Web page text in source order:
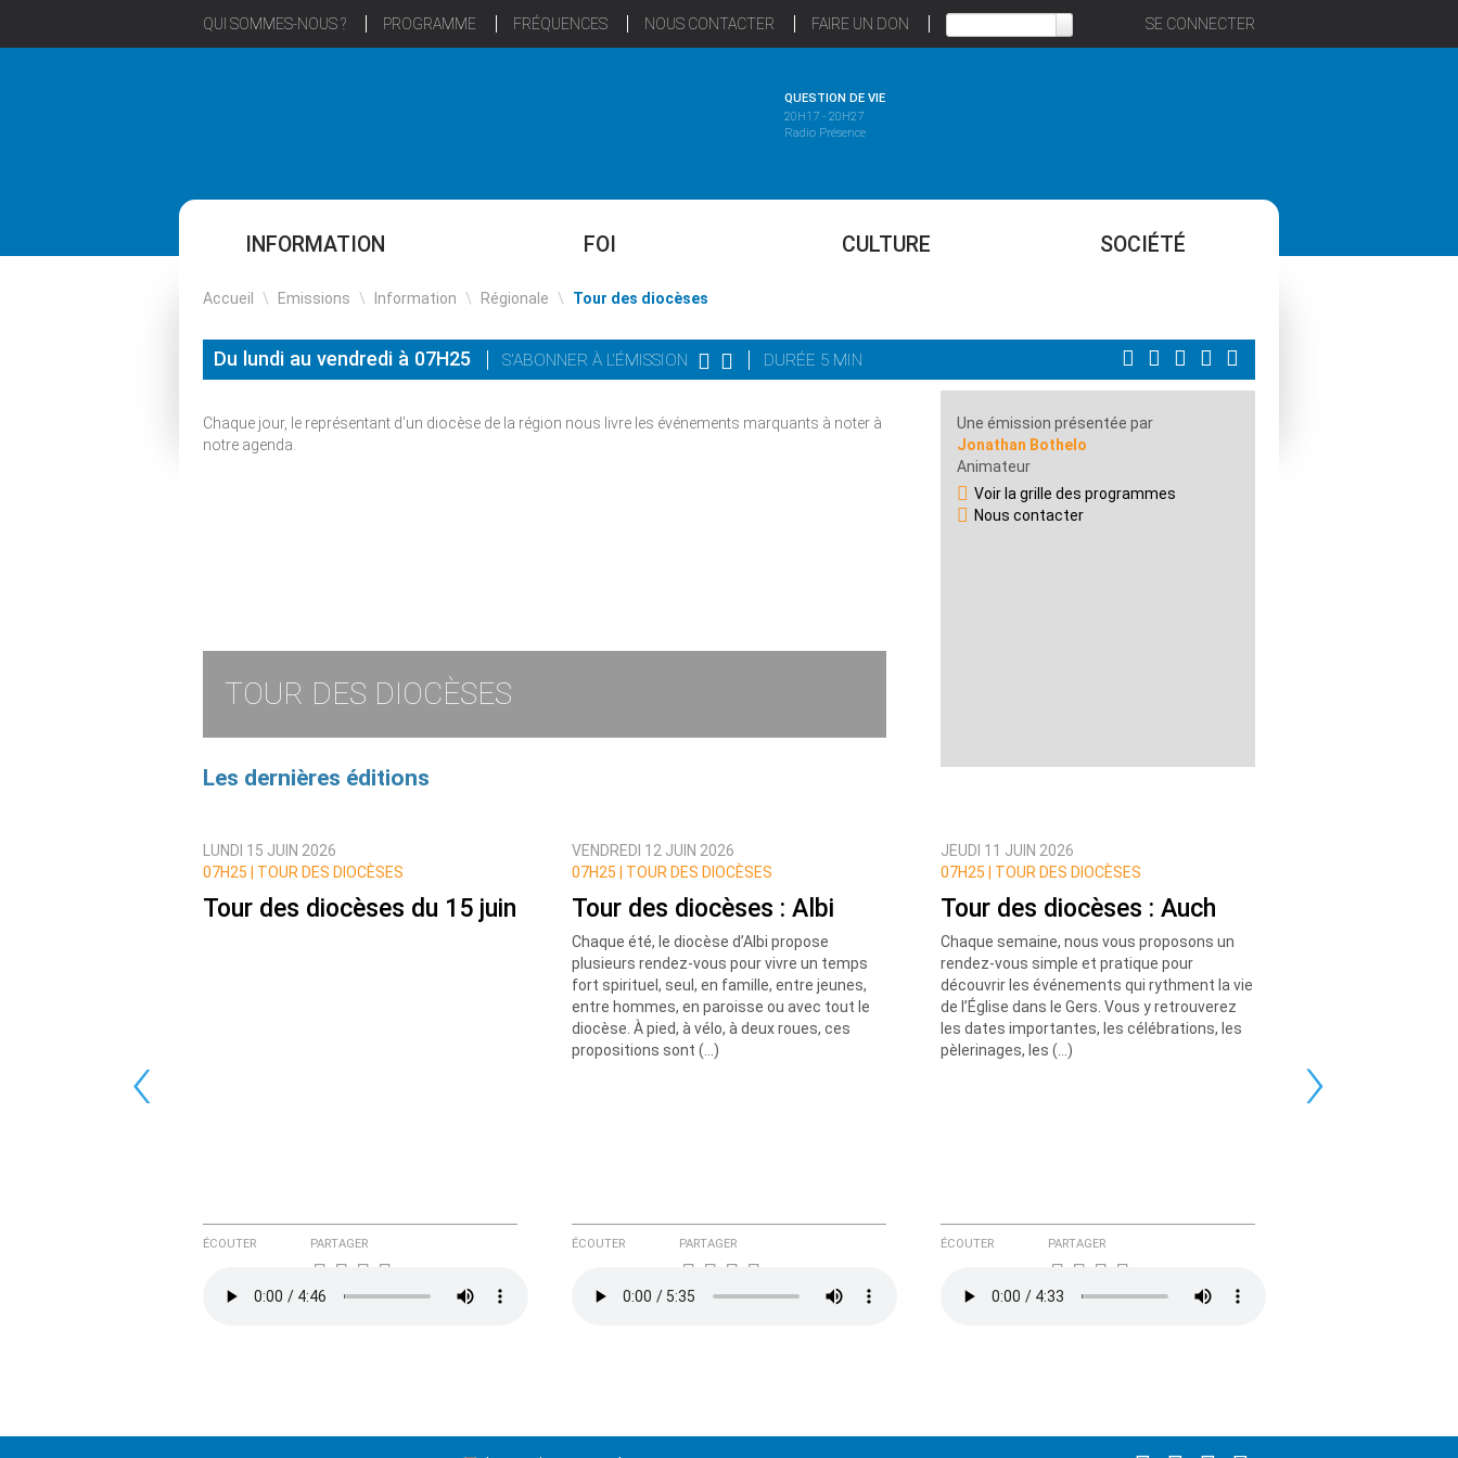
QUI SOMMES-NOUS ? PROGRAMME FRÉQUENCES NOUS CONTACTER FAIRE UN DON SE CONNECTER
QUESTION DE VIE
20H17 - 20H27
Radio Présence
INFORMATION FOI CULTURE SOCIÉTÉ
Accueil \ Emissions \ Information \ Régionale \ Tour des diocèses
Du lundi au vendredi à 07H25 S'ABONNER À L'ÉMISSION DURÉE 5 MIN
TOUR DES DIOCÈSES
Chaque jour, le représentant d’un diocèse de la région nous livre les événements marquants à noter à
notre agenda.
Une émission présentée par
Jonathan Bothelo
Animateur
Voir la grille des programmes
Nous contacter
Les dernières éditions
‹ ›
LUNDI 15 JUIN 2026
07H25 |
TOUR DES DIOCÈSES
Tour des diocèses du 15 juin
ÉCOUTER PARTAGER
VENDREDI 12 JUIN 2026
07H25 |
TOUR DES DIOCÈSES
Tour des diocèses : Albi
Chaque été, le diocèse d’Albi propose
plusieurs rendez-vous pour vivre un temps
fort spirituel, seul, en famille, entre jeunes,
entre hommes, en paroisse ou avec tout le
diocèse. À pied, à vélo, à deux roues, ces
propositions sont (…)
ÉCOUTER PARTAGER
JEUDI 11 JUIN 2026
07H25 |
TOUR DES DIOCÈSES
Tour des diocèses : Auch
Chaque semaine, nous vous proposons un
rendez-vous simple et pratique pour
découvrir les événements qui rythment la vie
de l’Église dans le Gers. Vous y retrouverez
les dates importantes, les célébrations, les
pèlerinages, les (…)
ÉCOUTER PARTAGER